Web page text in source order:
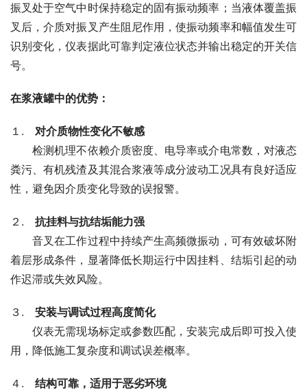
振叉处于空气中时保持稳定的固有振动频率；当液体覆盖振
叉后，介质对振叉产生阻尼作用，使振动频率和幅值发生可
识别变化，仪表据此可靠判定液位状态并输出稳定的开关信
号。
在浆液罐中的优势：
１. 对介质物性变化不敏感
检测机理不依赖介质密度、电导率或介电常数，对液态
粪污、有机残渣及其混合浆液等成分波动工况具有良好适应
性，避免因介质变化导致的误报警。
２. 抗挂料与抗结垢能力强
音叉在工作过程中持续产生高频微振动，可有效破坏附
着层形成条件，显著降低长期运行中因挂料、结垢引起的动
作迟滞或失效风险。
３. 安装与调试过程高度简化
仪表无需现场标定或参数匹配，安装完成后即可投入使
用，降低施工复杂度和调试误差概率。
４. 结构可靠，适用于恶劣环境